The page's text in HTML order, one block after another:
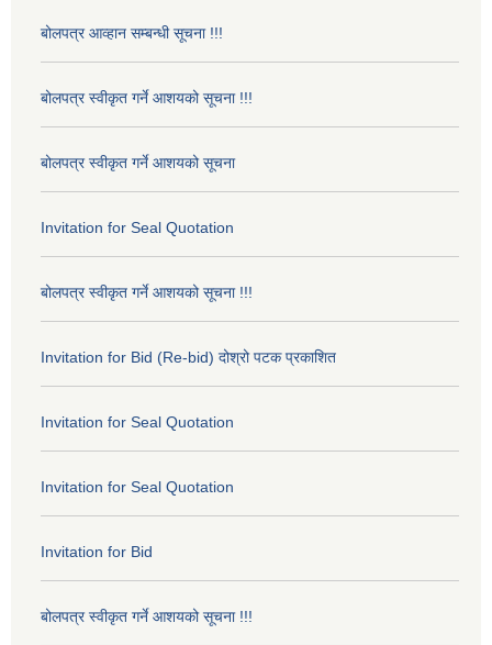
बोलपत्र आव्हान सम्बन्धी सूचना !!!
बोलपत्र स्वीकृत गर्ने आशयको सूचना !!!
बोलपत्र स्वीकृत गर्ने आशयको सूचना
Invitation for Seal Quotation
बोलपत्र स्वीकृत गर्ने आशयको सूचना !!!
Invitation for Bid (Re-bid) दोश्रो पटक प्रकाशित
Invitation for Seal Quotation
Invitation for Seal Quotation
Invitation for Bid
बोलपत्र स्वीकृत गर्ने आशयको सूचना !!!